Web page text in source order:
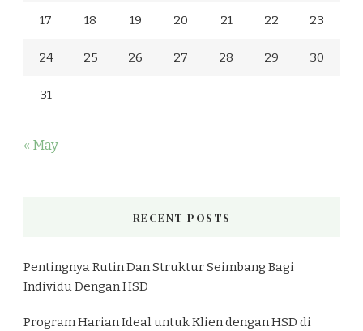
17 18 19 20 21 22 23
24 25 26 27 28 29 30
31
« May
RECENT POSTS
Pentingnya Rutin Dan Struktur Seimbang Bagi
Individu Dengan HSD
Program Harian Ideal untuk Klien dengan HSD di